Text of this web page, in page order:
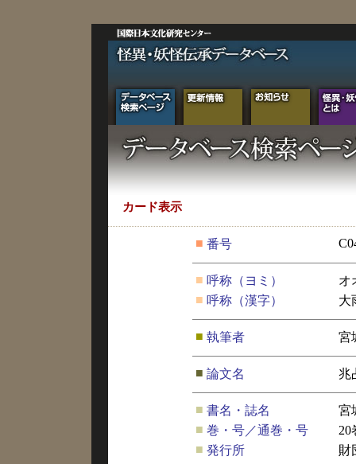
カード表示
■ 番号
■ 呼称（ヨミ）
オ
■ 呼称（漢字） 大
■ 執筆者 宮
■ 論文名 兆
■ 書名・誌名
宮
■ 巻・号／通巻・号
20
■ 発行所
財